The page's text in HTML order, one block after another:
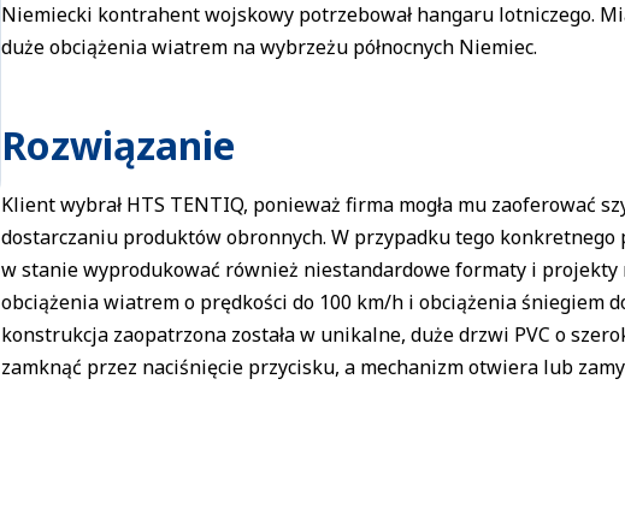
Niemiecki kontrahent wojskowy potrzebował hangaru lotniczego.
duże obciążenia wiatrem na wybrzeżu północnych Niemiec.
Rozwiązanie
Klient wybrał HTS TENTIQ, ponieważ firma mogła mu zaoferować
dostarczaniu produktów obronnych. W przypadku tego
w stanie wyprodukować również niestandardowe formaty i
obciążenia wiatrem o prędkości do 100 km/h i obciążenia śniegiem
konstrukcja zaopatrzona została w unikalne, duże drzwi PVC o
zamknąć przez naciśnięcie przycisku, a mechanizm otwiera lub